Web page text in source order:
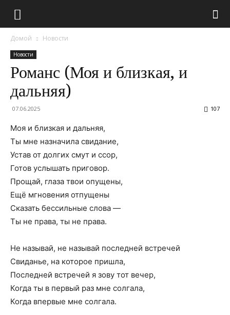
Домой Новости
Новости
Романс (Моя и близкая, и
дальняя)
07.06.2025 107
Моя и близкая и дальняя,
Ты мне назначила свидание,
Устав от долгих смут и ссор,
Готов услышать приговор.
Прощай, глаза твои опущены,
Ещё мгновения отпущены
Сказать бессильные слова —
Ты не права, ты не права.
Не называй, не называй последней встречей
Свиданье, на которое пришла,
Последней встречей я зову тот вечер,
Когда ты в первый раз мне солгала,
Когда впервые мне солгала.